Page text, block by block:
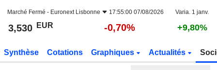
Marché Fermé - Euronext Lisbonne 17:55:00 07/08/2026 Varia. 1 janv.
3,530 EUR -0,70% +9,80%
Synthèse Cotations Graphiques Actualités